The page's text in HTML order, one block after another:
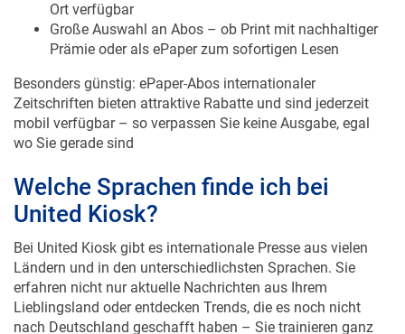
Ort verfügbar
Große Auswahl an Abos – ob Print mit nachhaltiger
Prämie oder als ePaper zum sofortigen Lesen
Besonders günstig: ePaper-Abos internationaler
Zeitschriften bieten attraktive Rabatte und sind jederzeit
mobil verfügbar – so verpassen Sie keine Ausgabe, egal
wo Sie gerade sind
Welche Sprachen finde ich bei
United Kiosk?
Bei United Kiosk gibt es internationale Presse aus vielen
Ländern und in den unterschiedlichsten Sprachen. Sie
erfahren nicht nur aktuelle Nachrichten aus Ihrem
Lieblingsland oder entdecken Trends, die es noch nicht
nach Deutschland geschafft haben – Sie trainieren ganz